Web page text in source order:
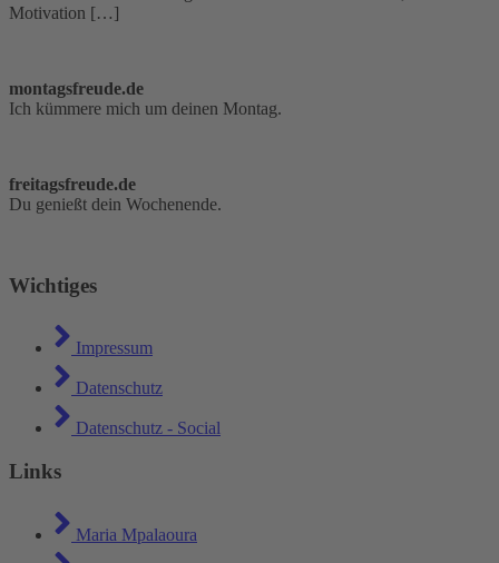
Motivation […]
montagsfreude.de
Ich kümmere mich um deinen Montag.
freitagsfreude.de
Du genießt dein Wochenende.
Wichtiges
Impressum
Datenschutz
Datenschutz - Social
Links
Maria Mpalaoura